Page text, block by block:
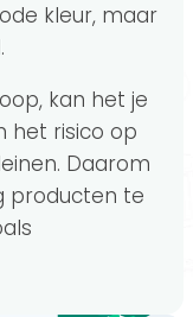
kleur, maar
kan het je
het risico op
Daarom
producten te